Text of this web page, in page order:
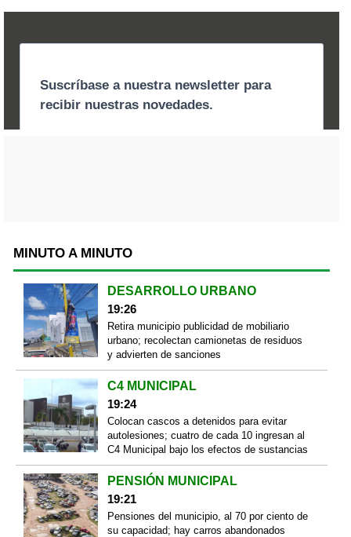
MINUTO A MINUTO
DESARROLLO URBANO
19:26
Retira municipio publicidad de mobiliario
urbano; recolectan camionetas de residuos
y advierten de sanciones
C4 MUNICIPAL
19:24
Colocan cascos a detenidos para evitar
autolesiones; cuatro de cada 10 ingresan al
C4 Municipal bajo los efectos de sustancias
PENSIÓN MUNICIPAL
19:21
Pensiones del municipio, al 70 por ciento de
su capacidad; hay carros abandonados